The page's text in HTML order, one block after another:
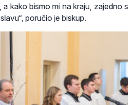
kako bismo mi na kraju, zajedno s
poručio je biskup.